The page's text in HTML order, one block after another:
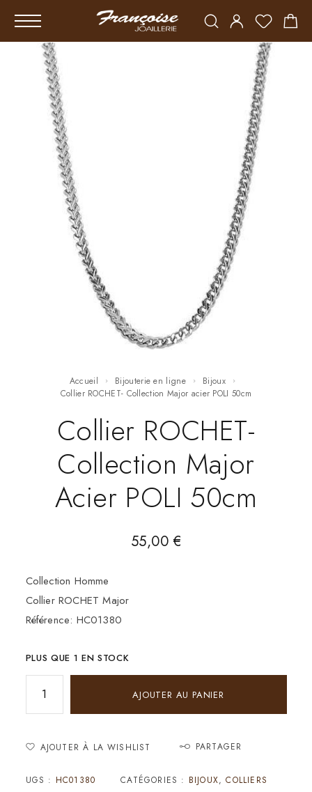
Accueil Bijouterie en ligne
Bijoux
Collier ROCHET- Collection Major acier POLI 50cm
Collier ROCHET-
Collection Major
Acier POLI 50cm
55,00€
Collection Homme
Collier ROCHET Major
Référence: HC01380
PLUS QUE 1 EN STOCK
AJOUTER AU PANIER
AJOUTER À LA WISHLIST PARTAGER
UGS : HC01380 CATÉGORIES : BIJOUX,COLLIERS